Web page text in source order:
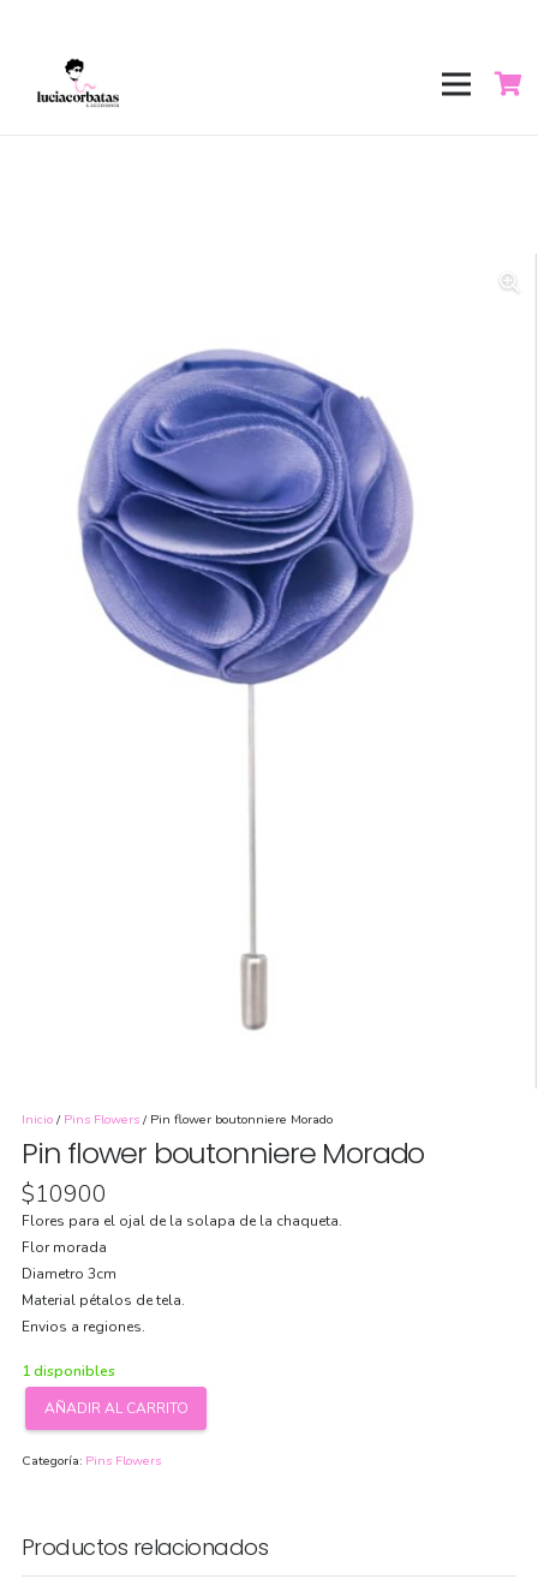
Inicio / Pins Flowers / Pin flower boutonniere Morado
Pin flower boutonniere Morado
$10900
Flores para el ojal de la solapa de la chaqueta.
Flor morada
Diametro 3cm
Material pétalos de tela.
Envios a regiones.
1 disponibles
boutonniere
AÑADIR AL CARRITO
Categoría: Pins Flowers
Productos relacionados